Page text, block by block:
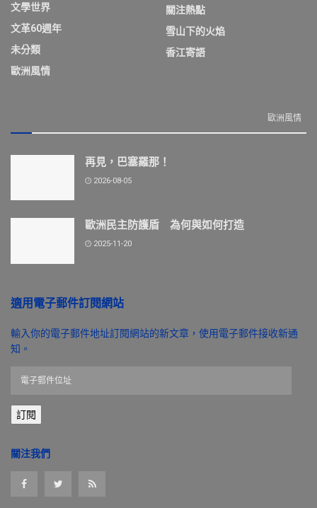
文學世界
文革60週年
未分類
歐洲風情
關注熱點
雪山下的火焰
香江寄語
歐洲風情
再見，巴塞羅那！
2026-08-05
歐洲民主防護盾 為何與如何打造
2025-11-20
適用電子郵件訂閱網站
輸入你的電子郵件地址訂閱網站的新文章，使用電子郵件接收新通
知。
郵
件
址
訂閱
關注我們